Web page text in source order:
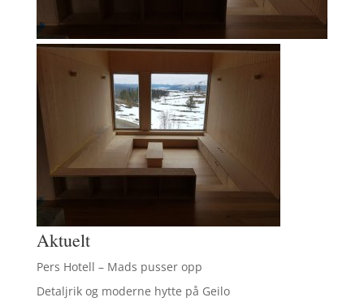
Aktuelt
Pers Hotell – Mads pusser opp
Detaljrik og moderne hytte på Geilo